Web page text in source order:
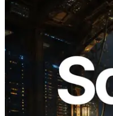
2026.08.05